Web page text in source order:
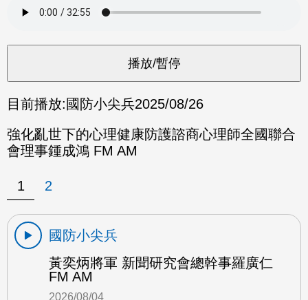
目前播放: 國防小尖兵2025/08/26
強化亂世下的心理健康防護諮商心理師全國聯合
會理事鍾成鴻 FM AM
1 2
國防小尖兵
黃奕炳將軍 新聞研究會總幹事羅廣仁
FM AM
2026/08/04